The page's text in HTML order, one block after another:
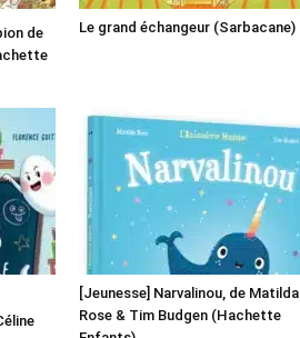
de
Le grand échangeur (Sarbacane)
[Jeunesse] Narvalinou, de Matilda
Rose & Tim Budgen (Hachette